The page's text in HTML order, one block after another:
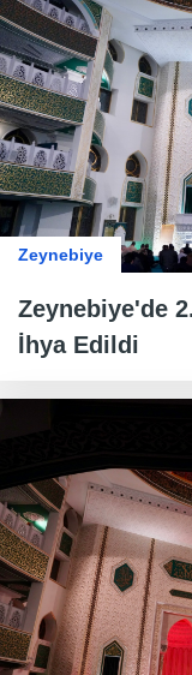
Zeynebiye
Zeynebiye'de
İhya Edildi